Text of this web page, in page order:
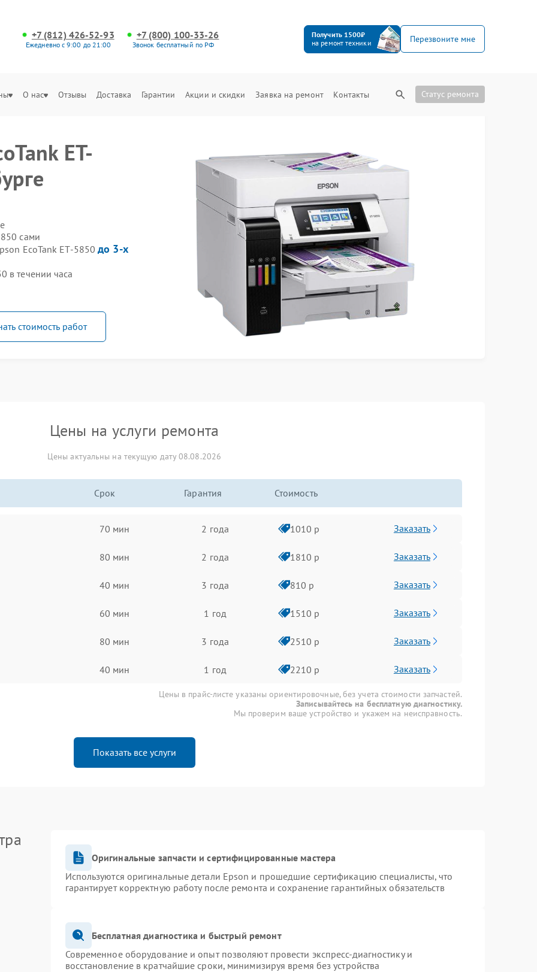
+7 (812) 426-52-93
Ежедневно с 9:00 до 21:00
+7 (800) 100-33-26
Звонок бесплатный по РФ
Получить 1500₽
на ремонт техники
Перезвоните мне
О нас Отзывы Доставка Гарантии Акции и скидки Заявка на ремонт Контакты Статус ремонта
ET-
сами
EcoTank ET-5850до 3-х
в течении часа
стоимость работ
Цены на услуги ремонта
Цены актуальны на текущую дату 08.08.2026
Срок Гарантия Стоимость
70 мин 2 года 1010 р Заказать
80 мин 2 года 1810 р Заказать
40 мин 3 года 810 р Заказать
60 мин 1 год 1510 р Заказать
80 мин 3 года 2510 р Заказать
40 мин 1 год 2210 р Заказать
Цены в прайс-листе указаны ориентировочные, без учета стоимости запчастей.
Записывайтесь на бесплатную диагностику.
Мы проверим ваше устройство и укажем на неисправность.
Показать все услуги
Оригинальные запчасти и сертифицированные мастера
Используются оригинальные детали Epson и прошедшие сертификацию специалисты, что
гарантирует корректную работу после ремонта и сохранение гарантийных обязательств
Бесплатная диагностика и быстрый ремонт
Современное оборудование и опыт позволяют провести экспресс-диагностику и
восстановление в кратчайшие сроки, минимизируя время без устройства